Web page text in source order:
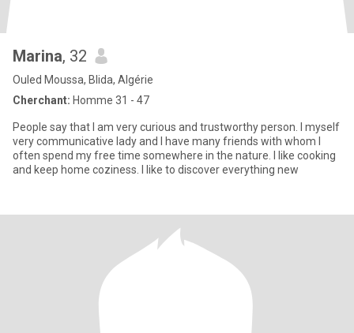
Marina, 32
Ouled Moussa, Blida, Algérie
Cherchant: Homme 31 - 47
People say that I am very curious and trustworthy person. I myself
very communicative lady and I have many friends with whom I
often spend my free time somewhere in the nature. I like cooking
and keep home coziness. I like to discover everything new